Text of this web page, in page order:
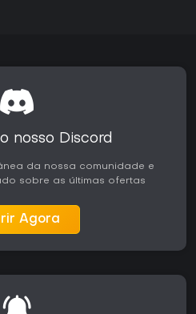
nosso Discord
da nossa comunidade e
sobre as últimas ofertas
Agora